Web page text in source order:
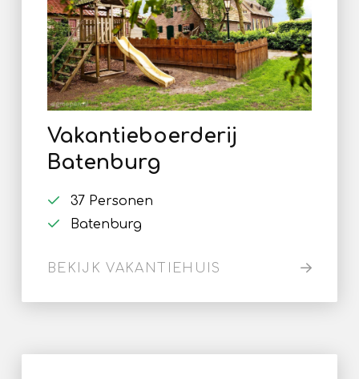
Vakantieboerderij
Batenburg
37 Personen
Batenburg
BEKIJK VAKANTIEHUIS